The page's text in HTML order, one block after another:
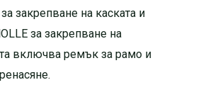
закрепване на каската и
за закрепване на
включва ремък за рамо и